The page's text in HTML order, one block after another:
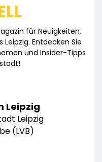
für Neuigkeiten,
Entdecken Sie
und Insider-Tipps
Leipzig
Leipzig
(LVB)